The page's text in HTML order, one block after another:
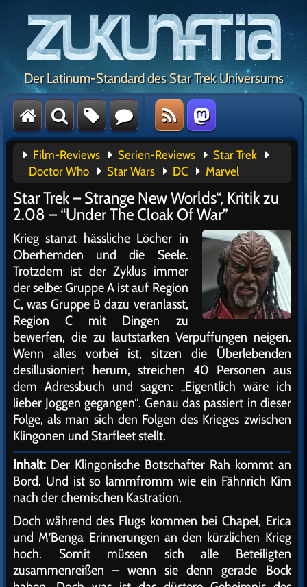
Der Latinum-Standard des Star Trek Universums
Film-Reviews Serien-Reviews
Star Trek
Doctor Who
Star Wars DC Marvel
Star Trek – Strange New Worlds“, Kritik zu
2.08 – “Under The Cloak Of War”
Krieg stanzt hässliche Löcher in
Oberhemden und die Seele.
Trotzdem ist der Zyklus immer
der selbe: Gruppe A ist auf Region
C, was Gruppe B dazu veranlasst,
Region C mit Dingen zu
bewerfen, die zu lautstarken Verpuffungen neigen.
Wenn alles vorbei ist, sitzen die Überlebenden
desillusioniert herum, streichen 40 Personen aus
dem Adressbuch und sagen: „Eigentlich wäre ich
lieber Joggen gegangen“. Genau das passiert in dieser
Folge, als man sich den Folgen des Krieges zwischen
Klingonen und Starfleet stellt.
Inhalt: Der Klingonische Botschafter Rah kommt an
Bord. Und ist so lammfromm wie ein Fähnrich Kim
nach der chemischen Kastration.
Doch während des Flugs kommen bei Chapel, Erica
und M’Benga Erinnerungen an den kürzlichen Krieg
hoch. Somit müssen sich alle Beteiligten
zusammenreißen – wenn sie denn gerade Bock